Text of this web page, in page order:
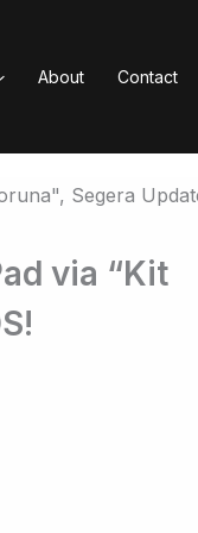
About Contact
via “Kit